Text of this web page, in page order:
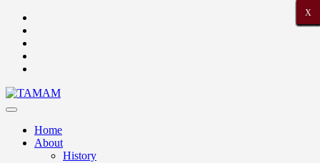
Home
About
History
X
X
X
X
X
X
X
X
X
X
X
X
X
X
X
X
X
X
X
X
X